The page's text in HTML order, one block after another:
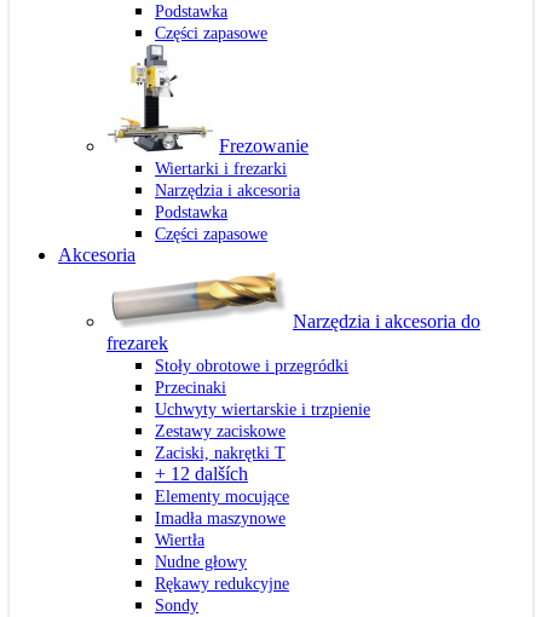
Podstawka
Części zapasowe
Frezowanie
Wiertarki i frezarki
Narzędzia i akcesoria
Podstawka
Części zapasowe
Akcesoria
Narzędzia i akcesoria do
frezarek
Stoły obrotowe i przegródki
Przecinaki
Uchwyty wiertarskie i trzpienie
Zestawy zaciskowe
Zaciski, nakrętki T
+ 12 dalších
Elementy mocujące
Imadła maszynowe
Wiertła
Nudne głowy
Rękawy redukcyjne
Sondy